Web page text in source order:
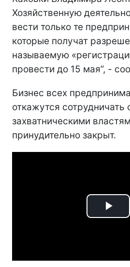
Хозяйственную
вести только те
которые получат
называемую
провести до 15 мая”, -
Бизнес всех
откажутся сотрудничать
захватническими
принудительно закрыт.
Play